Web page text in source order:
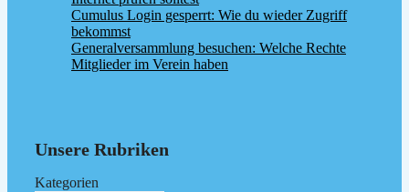
Cumulus Login gesperrt: Wie du wieder Zugriff
bekommst
Generalversammlung besuchen: Welche Rechte
Mitglieder im Verein haben
Unsere Rubriken
Kategorien